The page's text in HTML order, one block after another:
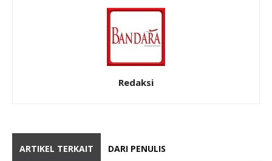
Redaksi
ARTIKEL TERKAIT DARI PENULIS